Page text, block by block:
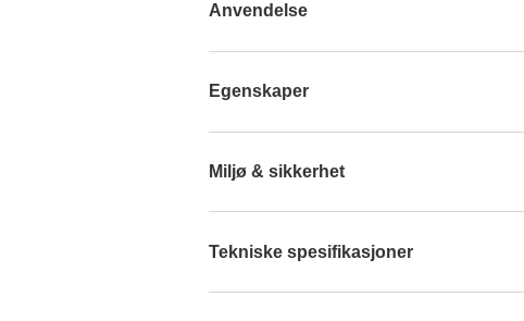
Anvendelse
Egenskaper
Miljø & sikkerhet
Tekniske spesifikasjoner